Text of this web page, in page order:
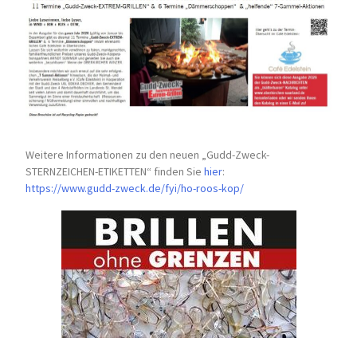
Weitere Informationen zu den neuen „Gudd-Zweck-
STERNZEICHEN-ETIKETTEN“ finden Siehier:
https://www.gudd-zweck.de/fyi/ho-roos-kop/